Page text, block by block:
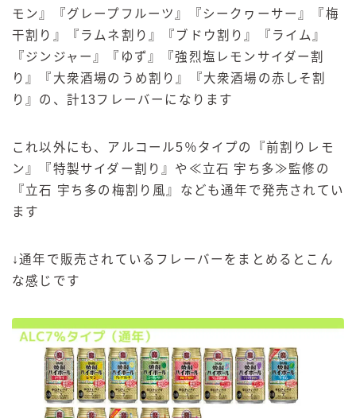
モン』『グレープフルーツ』『シークヮーサー』『梅
干割り』『ラムネ割り』『ブドウ割り』『ライム』
『ジンジャー』『ゆず』『強烈塩レモンサイダー割
り』『大衆酒場のうめ割り』『大衆酒場の赤しそ割
り』の、計13フレーバーになります
これ以外にも、アルコール5％タイプの『前割りレモ
ン』『特製サイダー割り』や≪立石 宇ち多≫監修の
『立石 宇ち多の梅割り風』なども通年で発売されてい
ます
↓通年で販売されているフレーバーをまとめるとこん
な感じです